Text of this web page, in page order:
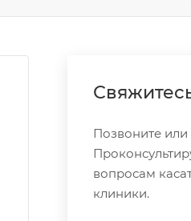
Позвоните
вопросам
клиники.